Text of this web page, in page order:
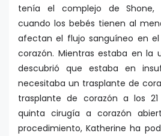
tenía el complejo de Shone,
cuando los bebés tienen al
afectan el flujo sanguíneo en
corazón. Mientras estaba en la
descubrió que estaba en
necesitaba un trasplante de
trasplante de corazón a los
quinta cirugía a corazón
procedimiento, Katherine ha